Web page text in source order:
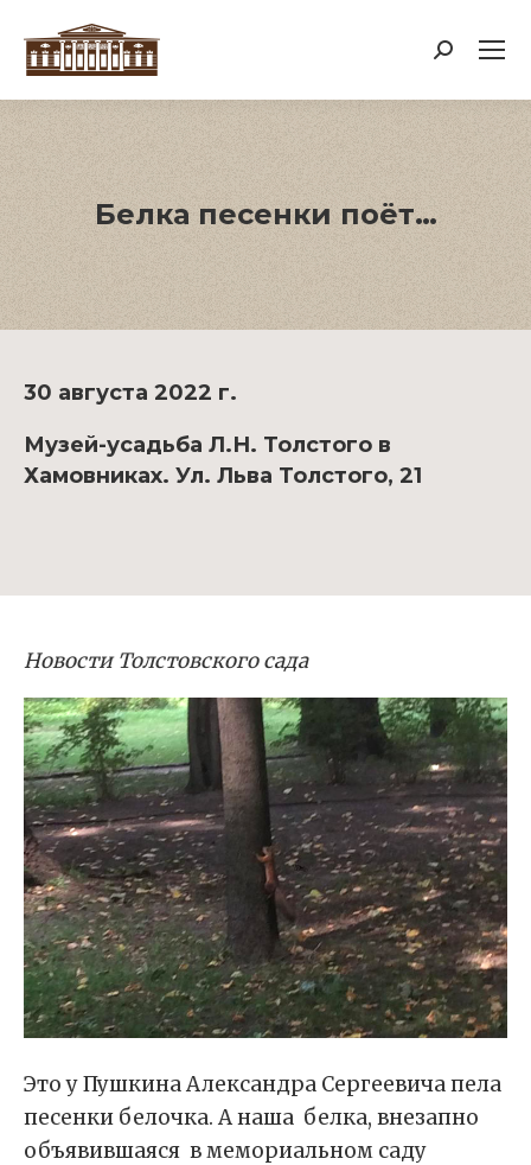
Поиск:
Белка песенки поёт…
30 августа 2022 г.
Музей-усадьба Л.Н. Толстого в
Хамовниках. Ул. Льва Толстого, 21
Новости Толстовского сада
Это у Пушкина Александра Сергеевича пела
песенки белочка. А наша белка, внезапно
объявившаяся в мемориальном саду